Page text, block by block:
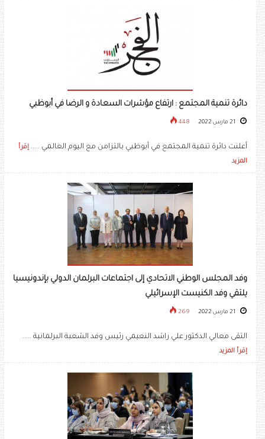
دائرة تنمية المجتمع : ارتفاع مؤشرات السعادة و الرضا في أبوظبي
448
أعلنت دائرة تنمية المجتمع في أبوظبي بالتزامن مع اليوم العالمي ..... إقرأ
المزيد
وفد المجلس الوطني الاتحادي إلى اجتماعات البرلمان الدولي بإندونيسيا
يلتقي وفد الكنيست الإسرائيلي
269
التقى معالي الدكتور علي راشد النعيمي رئيس وفد الشعبة البرلمانية .....
إقرأ المزيد